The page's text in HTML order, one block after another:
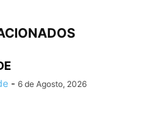
- 6 de Agosto, 2026